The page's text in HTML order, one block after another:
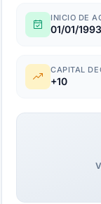
INICIO DE
01/01/1993
CAPITAL
+10